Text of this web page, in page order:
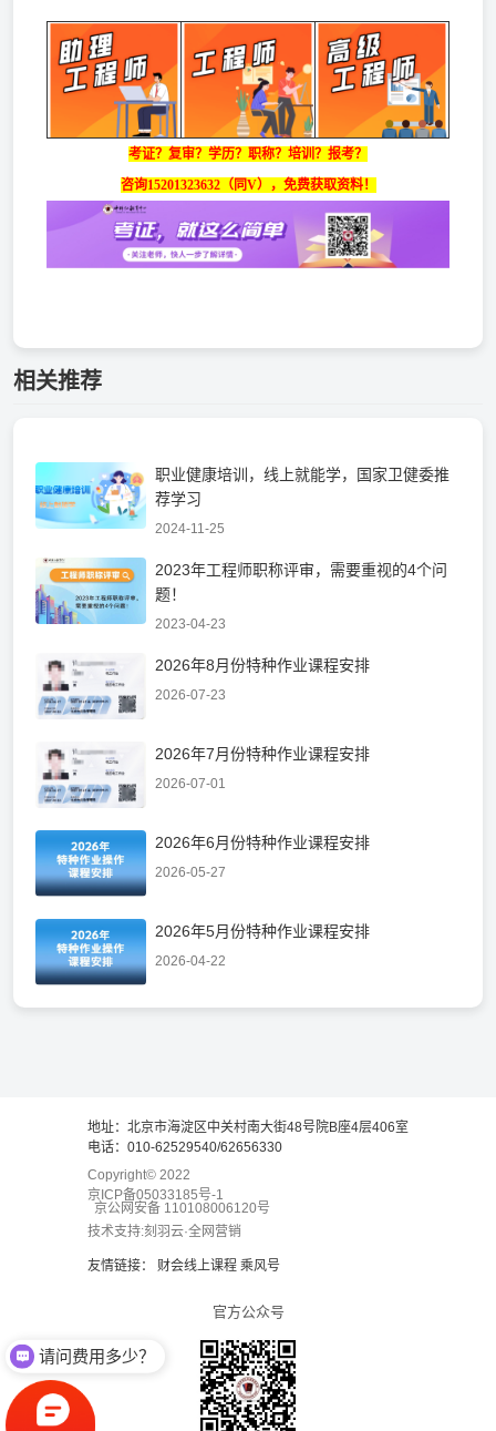
考证？复审？学历？职称？培训？报考？
咨询15201323632（同V） ， 免费获取资料！
相关推荐
职业健康培训，线上就能学，国家卫健委推
荐学习
2024-11-25
2023年工程师职称评审，需要重视的4个问
题！
2023-04-23
2026年8月份特种作业课程安排
2026-07-23
2026年7月份特种作业课程安排
2026-07-01
2026年6月份特种作业课程安排
2026-05-27
2026年5月份特种作业课程安排
2026-04-22
地址：北京市海淀区中关村南大街48号院B座4层406室
电话：010-62529540/62656330
Copyright© 2022
京ICP备05033185号-1
京公网安备 110108006120号
技术支持:刻羽云·全网营销
友情链接： 财会线上课程 乘风号
官方公众号
请问费用多少？